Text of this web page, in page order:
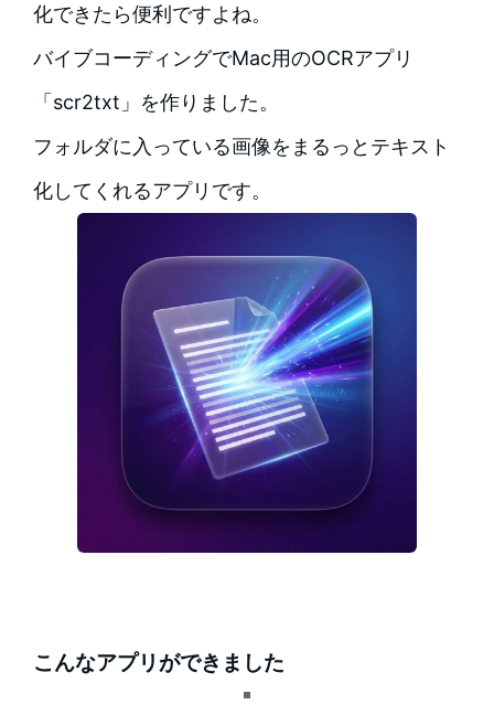
化できたら便利ですよね。
バイブコーディングでMac用のOCRアプリ
「scr2txt」を作りました。
フォルダに入っている画像をまるっとテキスト
化してくれるアプリです。
こんなアプリができました